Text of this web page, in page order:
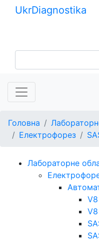
UkrDiagnostika
Головна
Електрофорез
Лабораторне
V8